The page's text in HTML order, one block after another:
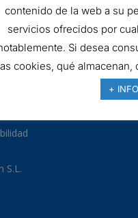
S.L.
contenido de la web a su
servicios ofrecidos por
Si desea
cookies, qué almacenan,
+ INFO